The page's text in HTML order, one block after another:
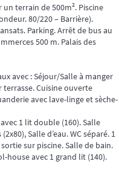
terrain de 500m². Piscine
80/220 – Barrière).
Parking. Arrêt de bus au
500 m. Palais des
avec : Séjour/Salle à manger
terrasse. Cuisine ouverte
avec lave-linge et sèche-
1 lit double (160). Salle
Salle d’eau. WC séparé. 1
sur piscine. Salle de bain.
house avec 1 grand lit (140).